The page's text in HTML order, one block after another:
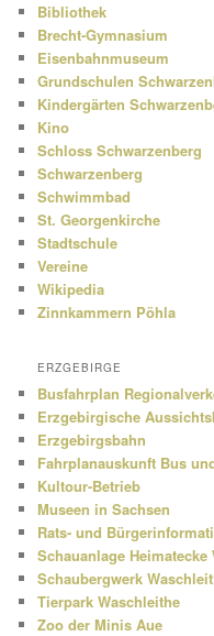
Bibliothek
Brecht-Gymnasium
Eisenbahnmuseum
Grundschulen
Kindergärten
Kino
Schloss Schwarzenberg
Schwarzenberg
Schwimmbad
St. Georgenkirche
Stadtschule
Vereine
Wikipedia
Zinnkammern Pöhla
ERZGEBIRGE
Busfahrplan
Erzgebirgische
Erzgebirgsbahn
Fahrplanauskunft Bus
Kultour-Betrieb
Museen in Sachsen
Rats- und
Schauanlage Heimatecke
Schaubergwerk
Tierpark Waschleithe
Zoo der Minis Aue